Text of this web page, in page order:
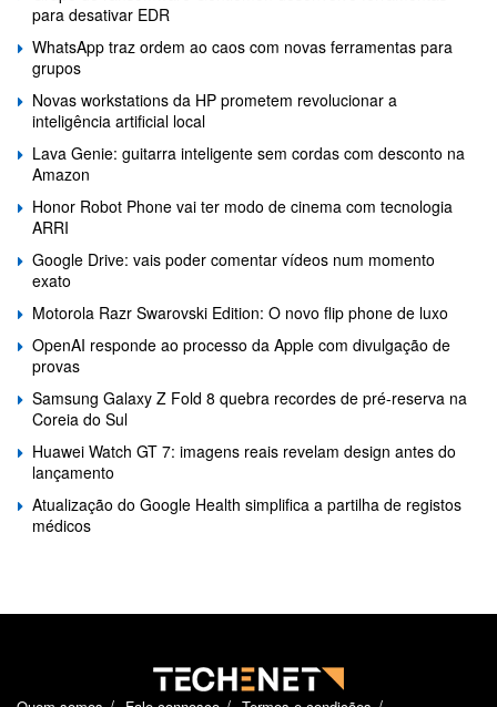
para desativar EDR
WhatsApp traz ordem ao caos com novas ferramentas para
grupos
Novas workstations da HP prometem revolucionar a
inteligência artificial local
Lava Genie: guitarra inteligente sem cordas com desconto na
Amazon
Honor Robot Phone vai ter modo de cinema com tecnologia
ARRI
Google Drive: vais poder comentar vídeos num momento
exato
Motorola Razr Swarovski Edition: O novo flip phone de luxo
OpenAI responde ao processo da Apple com divulgação de
provas
Samsung Galaxy Z Fold 8 quebra recordes de pré-reserva na
Coreia do Sul
Huawei Watch GT 7: imagens reais revelam design antes do
lançamento
Atualização do Google Health simplifica a partilha de registos
médicos